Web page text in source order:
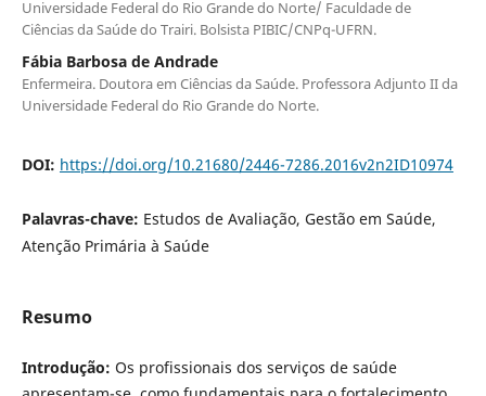
Universidade Federal do Rio Grande do Norte/ Faculdade de
Ciências da Saúde do Trairi. Bolsista PIBIC/CNPq-UFRN.
Fábia Barbosa de Andrade
Enfermeira. Doutora em Ciências da Saúde. Professora Adjunto II da
Universidade Federal do Rio Grande do Norte.
DOI: https://doi.org/10.21680/2446-7286.2016v2n2ID10974
Palavras-chave: Estudos de Avaliação, Gestão em Saúde,
Atenção Primária à Saúde
Resumo
Introdução: Os profissionais dos serviços de saúde